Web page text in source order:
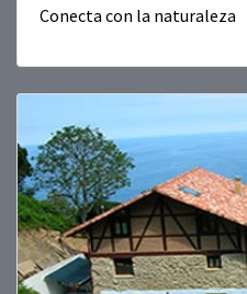
Conecta con la naturaleza